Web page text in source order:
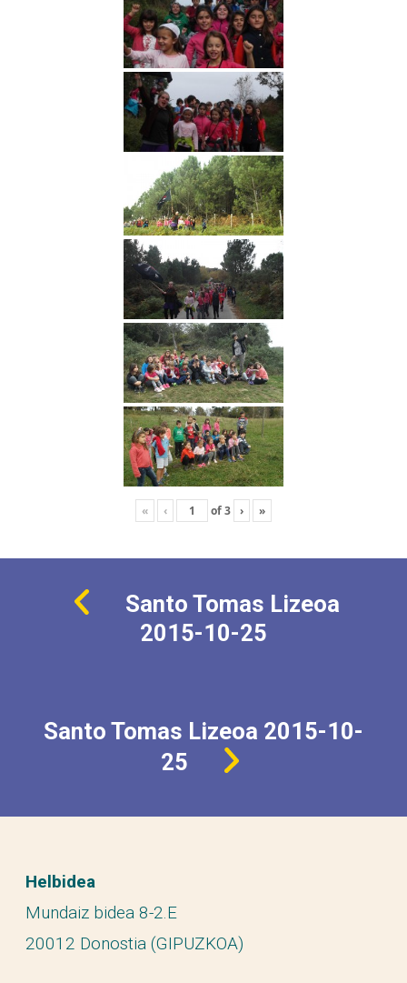
« ‹ of3 › »
Santo Tomas Lizeoa
2015-10-25
Santo Tomas Lizeoa 2015-10-
25
Helbidea
Mundaiz bidea 8-2.E
20012 Donostia (GIPUZKOA)